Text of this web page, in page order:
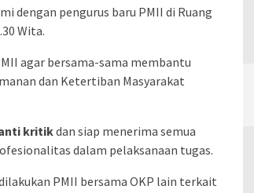
dengan pengurus baru PMII di Ruang
Wita.
agar bersama-sama membantu
dan Ketertiban Masyarakat
kritikdan siap menerima semua
dalam pelaksanaan tugas.
PMII bersama OKP lain terkait